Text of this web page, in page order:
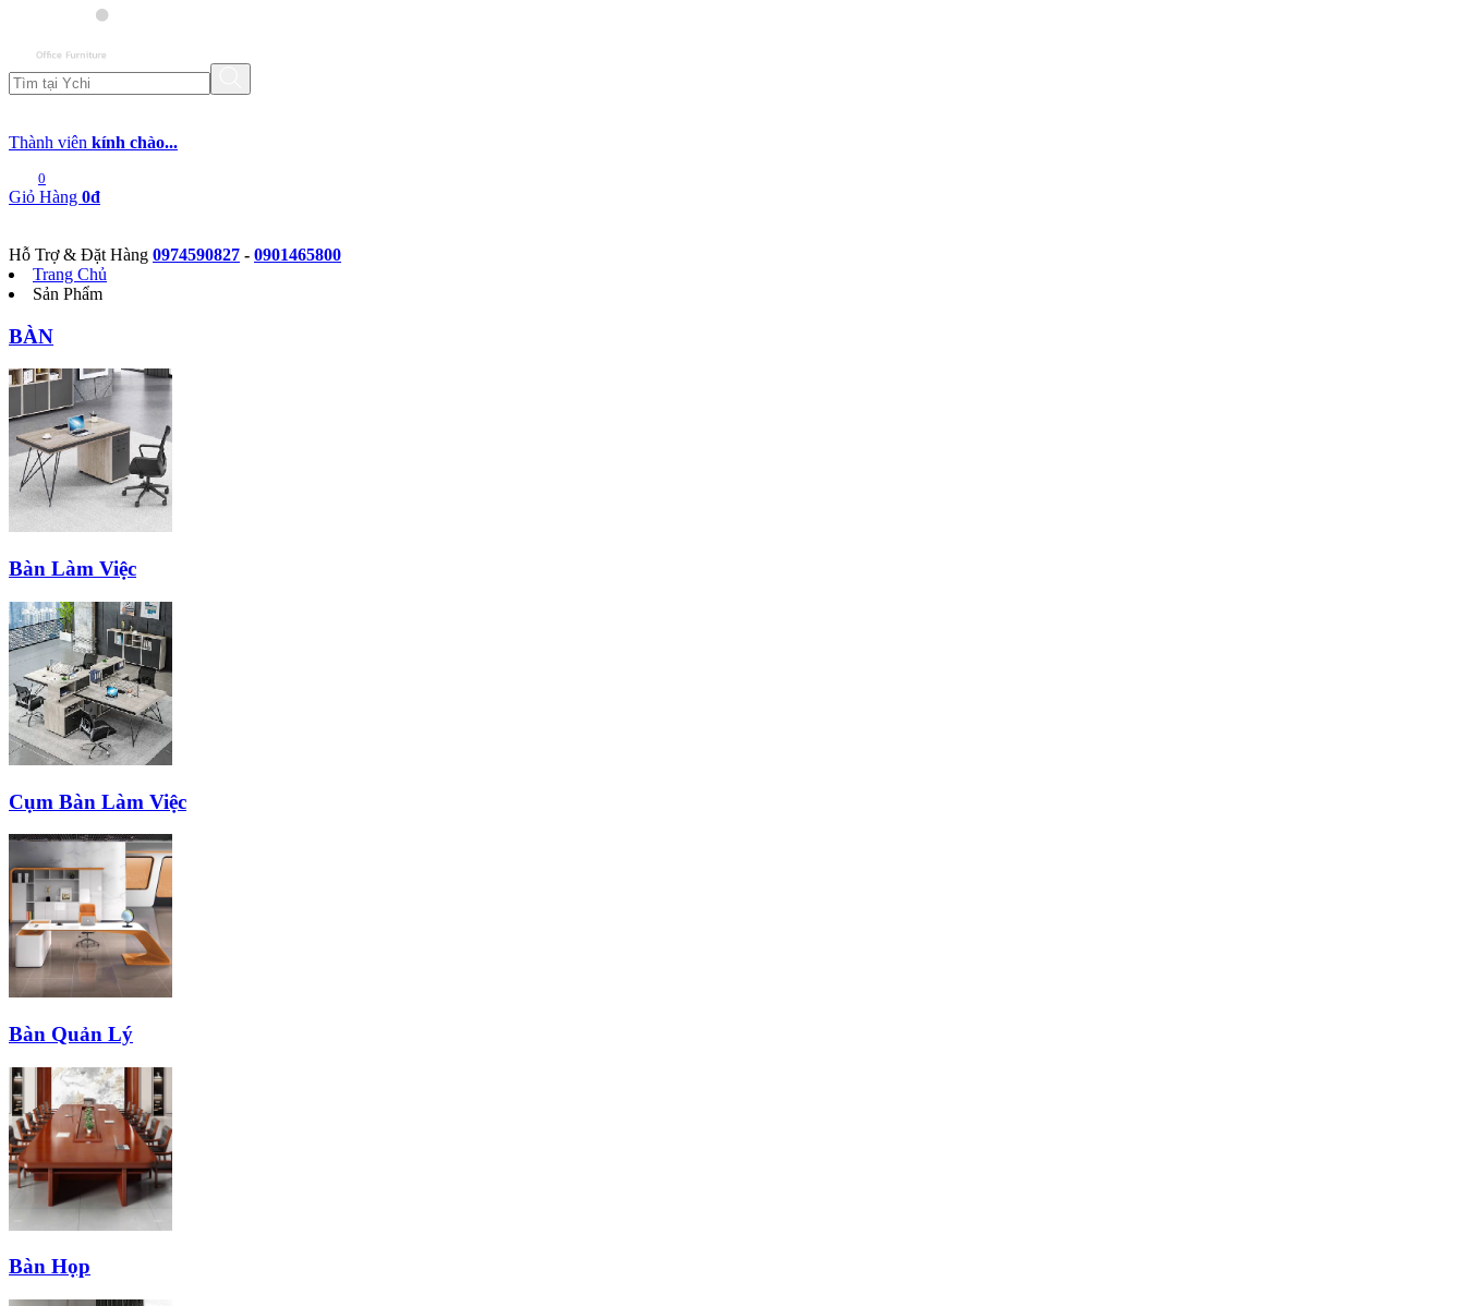
Thành viên kính chào...
0
Giỏ Hàng 0đ
Hỗ Trợ & Đặt Hàng 0974590827 - 0901465800
Trang Chủ
Sản Phẩm
BÀN
Bàn Làm Việc
Cụm Bàn Làm Việc
Bàn Quản Lý
Bàn Họp